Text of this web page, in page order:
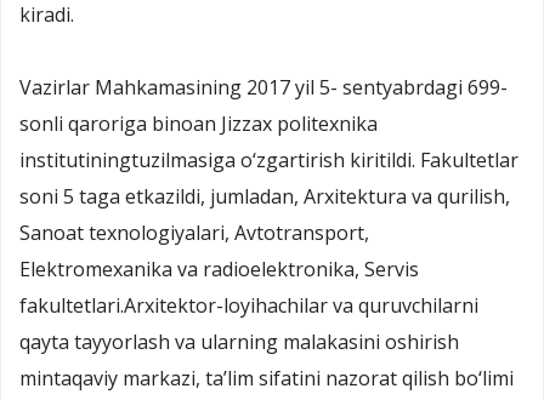
kiradi.
Vazirlar Mahkamasining 2017 yil 5- sentyabrdagi 699-
sonli qaroriga binoan Jizzax politexnika
institutiningtuzilmasiga o‘zgartirish kiritildi. Fakultetlar
soni 5 taga etkazildi, jumladan, Arxitektura va qurilish,
Sanoat texnologiyalari, Avtotransport,
Elektromexanika va radioelektronika, Servis
fakultetlari.Arxitektor-loyihachilar va quruvchilarni
qayta tayyorlash va ularning malakasini oshirish
mintaqaviy markazi, ta’lim sifatini nazorat qilish bo‘limi